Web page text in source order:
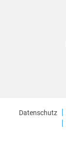
Datenschutz